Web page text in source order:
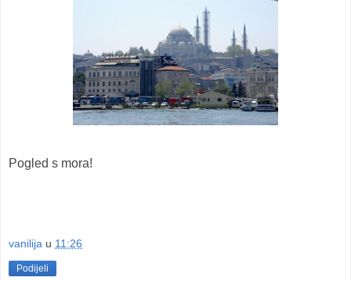
Pogled s mora!
vanilija u 11:26
Podijeli